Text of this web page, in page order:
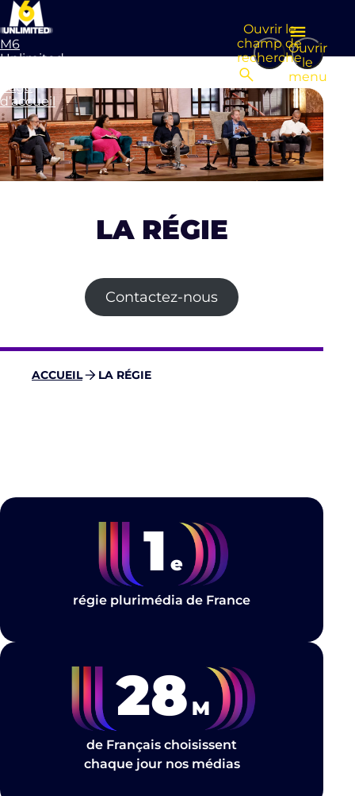
M6
Unlimited
page
d’accueil
Ouvrir
le
menu
Ouvrir le
champ de
recherche
LA RÉGIE
Contactez-nous
ACCUEIL LA RÉGIE
1 e
régie plurimédia de France
28 M
de Français choisissent
chaque jour nos médias